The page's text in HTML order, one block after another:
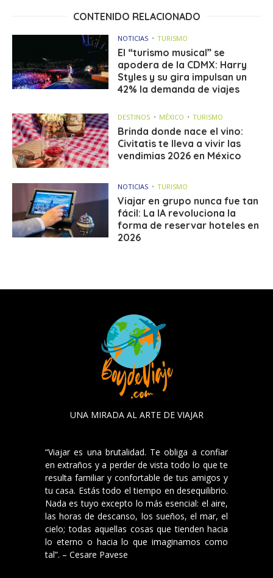
CONTENIDO RELACIONADO
NOTICIAS TURISMO
El “turismo musical” se
apodera de la CDMX: Harry
Styles y su gira impulsan un
42% la demanda de viajes
DESTINOS MÉXICO TURISMO
Brinda donde nace el vino:
Civitatis te lleva a vivir las
vendimias 2026 en México
NOTICIAS TURISMO
Viajar en grupo nunca fue tan
fácil: La IA revoluciona la
forma de reservar hoteles en
2026
UNA MIRADA AL ARTE DE VIAJAR
“Viajar es una brutalidad. Te obliga a confiar
en extraños y a perder de vista todo lo que te
resulta familiar y confortable de tus amigos y
tu casa. Estás todo el tiempo en desequilibrio.
Nada es tuyo excepto lo más esencial: el aire,
las horas de descanso, los sueños, el mar, el
cielo; todas aquellas cosas que tienden hacia
lo eterno o hacia lo que imaginamos como
tal”. – Cesare Pavese